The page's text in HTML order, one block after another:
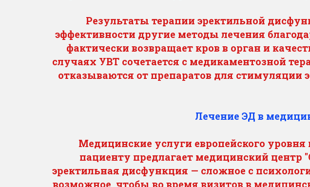
Результаты терапии эректильной
эффективности другие методы лечения
фактически возвращает кров в орган и
случаях УВТ сочетается с медикаментозной
отказываются от препаратов для
Лечение ЭД в
Медицинские услуги европейского
пациенту предлагает медицинский
эректильная дисфункция — сложное с
возможное, чтобы во время визитов в